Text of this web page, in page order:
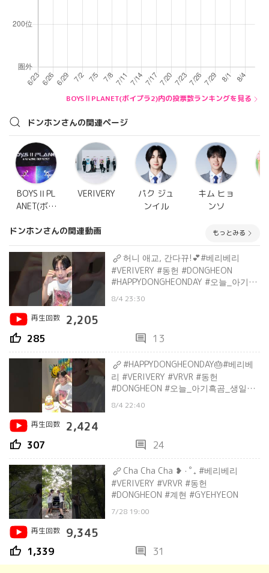
BOYSⅡPLANET(ボイプラ2)内の投票数ランキングを見る
ドンホンさんの関連ページ
BOYSⅡPL
ANET(ボイ
VERIVERY
パク ジュ
ンイル
キム ヒョ
ンソ
ドンホンさんの関連動画 もっとみる
허니 애교, 간다뀨!💕#베리베리
#VERIVERY #동헌 #DONGHEON
#HAPPYDONGHEONDAY #오늘_아기흑
하자_치치치
8/4 23:30
再生回数
2,205
thumb_up 285 comment 13
#HAPPYDONGHEONDAY🎂#베리베
리 #VERIVERY #VRVR #동헌
#DONGHEON #오늘_아기흑곰_생일이
치
8/4 22:40
再生回数
2,424
thumb_up 307 comment 24
Cha Cha Cha ❥ · ﾟ₊ #베리베리
#VERIVERY #VRVR #동헌
#DONGHEON #계현 #GYEHYEON
7/28 19:00
再生回数
9,345
thumb_up 1,339 comment 31